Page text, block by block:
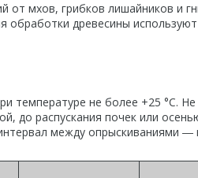
от мхов, грибков лишайников и
обработки древесины
температуре не более +25 °С.
до распускания почек или
между опрыскиваниями ―